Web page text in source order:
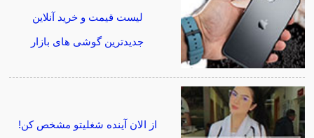
لیست قیمت و خرید آنلاین
جدیدترین گوشی های بازار
از الان آینده شغلیتو مشخص کن!